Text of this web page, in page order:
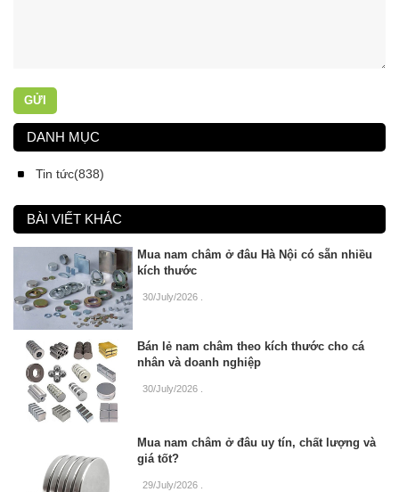
GỬI
DANH MỤC
Tin tức(838)
BÀI VIẾT KHÁC
Mua nam châm ở đâu Hà Nội có sẵn nhiều
kích thước
30/July/2026
Bán lẻ nam châm theo kích thước cho cá
nhân và doanh nghiệp
30/July/2026 .
Mua nam châm ở đâu uy tín, chất lượng và
giá tốt?
29/July/2026